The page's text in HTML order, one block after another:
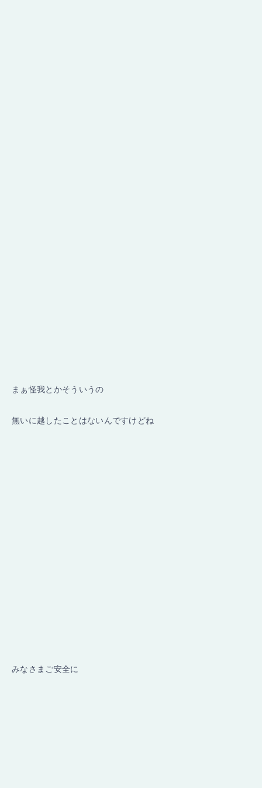
まぁ怪我とかそういうの
無いに越したことはないんですけどね
みなさまご安全に